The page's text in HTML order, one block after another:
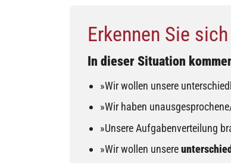
Erkennen Sie
In dieser Situation
»Wir wollen unsere
»Wir haben
»Unsere Aufgabenverteilung
»Wir wollen unsere